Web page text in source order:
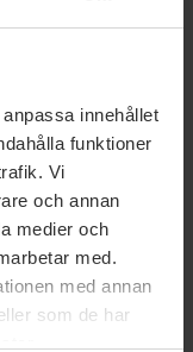
innehållet
funktioner
Vi
och annan
medier och
med.
med annan
som de har
för hållbar